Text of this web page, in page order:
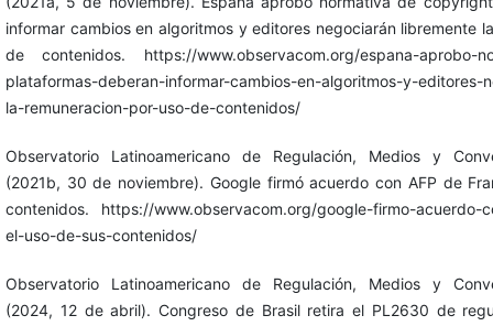
informar cambios en algoritmos y editores negociarán libremente
de contenidos. https://www.observacom.org/espana-aprobo-
plataformas-deberan-informar-cambios-en-algoritmos-y-editores-
la-remuneracion-por-uso-de-contenidos/
Observatorio Latinoamericano de Regulación, Medios y
(2021b, 30 de noviembre). Google firmó acuerdo con AFP de
contenidos. https://www.observacom.org/google-firmo-acuerdo-
el-uso-de-sus-contenidos/
Observatorio Latinoamericano de Regulación, Medios y
(2024, 12 de abril). Congreso de Brasil retira el PL2630 de